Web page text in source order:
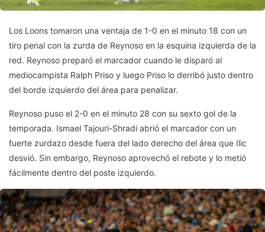
Los Loons tomaron una ventaja de 1-0 en el minuto 18 con un
tiro penal con la zurda de Reynoso en la esquina izquierda de la
red. Reynoso preparó el marcador cuando le disparó al
mediocampista Ralph Priso y luego Priso lo derribó justo dentro
del borde izquierdo del área para penalizar.
Reynoso puso el 2-0 en el minuto 28 con su sexto gol de la
temporada. Ismael Tajouri-Shradi abrió el marcador con un
fuerte zurdazo desde fuera del lado derecho del área que Ilic
desvió. Sin embargo, Reynoso aprovechó el rebote y lo metió
fácilmente dentro del poste izquierdo.